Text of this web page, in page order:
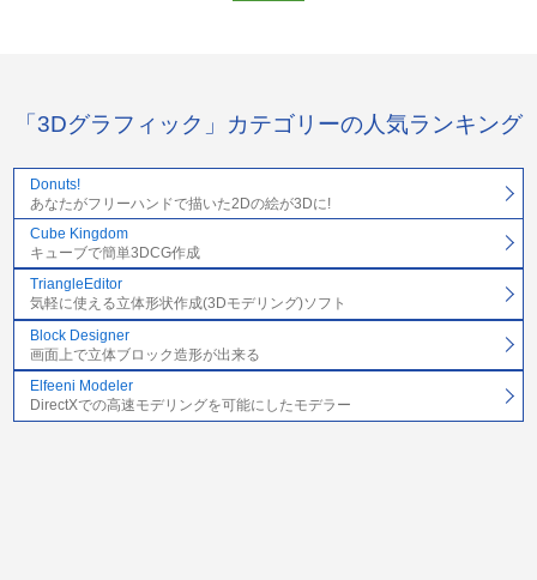
「3Dグラフィック」カテゴリーの人気ランキング
Donuts!
あなたがフリーハンドで描いた2Dの絵が3Dに!
Cube Kingdom
キューブで簡単3DCG作成
TriangleEditor
気軽に使える立体形状作成(3Dモデリング)ソフト
Block Designer
画面上で立体ブロック造形が出来る
Elfeeni Modeler
DirectXでの高速モデリングを可能にしたモデラー